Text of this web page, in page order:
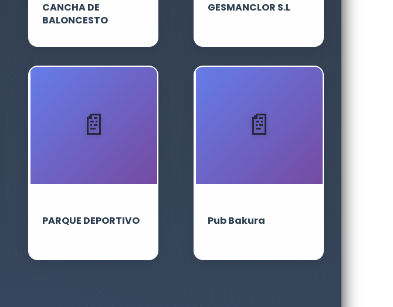
CANCHA DE
BALONCESTO
GESMANCLOR S.L
PARQUE DEPORTIVO Pub Bakura